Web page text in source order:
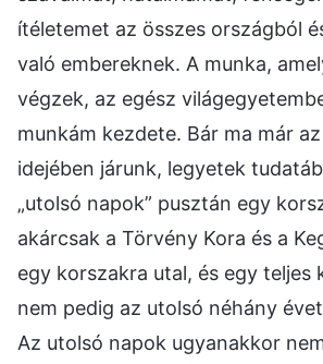
ítéletemet az összes országból
való embereknek. A munka,
végzek, az egész
munkám kezdete. Bár ma már
idejében járunk, legyetek
„utolsó napok” pusztán egy
akárcsak a Törvény Kora és a
egy korszakra utal, és egy teljes
nem pedig az utolsó néhány
Az utolsó napok ugyanakkor